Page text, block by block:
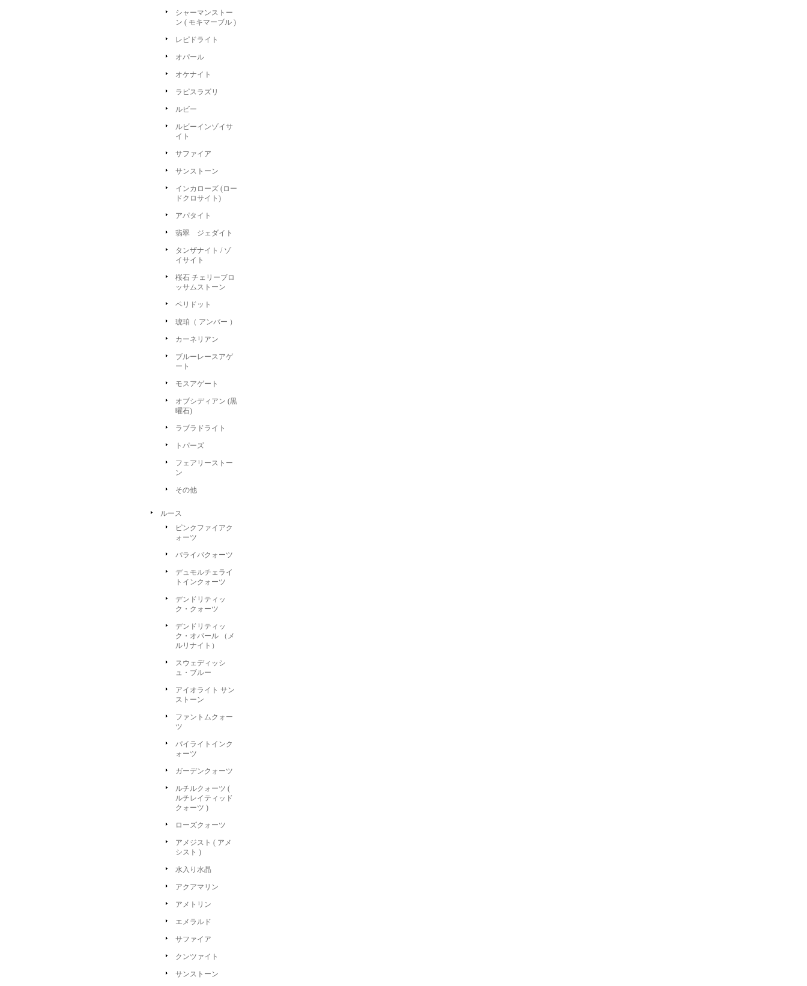
シャーマンストー
ン ( モキマーブル )
レピドライト
オパール
オケナイト
ラピスラズリ
ルビー
ルビーインゾイサ
イト
サファイア
サンストーン
インカローズ (ロー
ドクロサイト)
アパタイト
翡翠 ジェダイト
タンザナイト / ゾ
イサイト
桜石 チェリーブロ
ッサムストーン
ペリドット
琥珀（ アンバー ）
カーネリアン
ブルーレースアゲ
ート
モスアゲート
オブシディアン (黒
曜石)
ラブラドライト
トパーズ
フェアリーストー
ン
その他
ルース
ピンクファイアク
ォーツ
パライバクォーツ
デュモルチェライ
トインクォーツ
デンドリティッ
ク・クォーツ
デンドリティッ
ク・オパール （メ
ルリナイト）
スウェディッシ
ュ・ブルー
アイオライト サン
ストーン
ファントムクォー
ツ
パイライトインク
ォーツ
ガーデンクォーツ
ルチルクォーツ (
ルチレイティッド
クォーツ )
ローズクォーツ
アメジスト ( アメ
シスト )
水入り水晶
アクアマリン
アメトリン
エメラルド
サファイア
クンツァイト
サンストーン